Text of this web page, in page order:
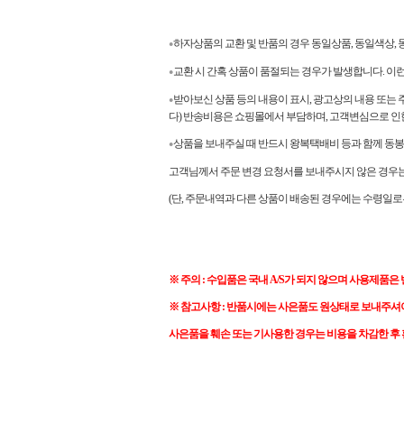
●하자상품의 교환 및 반품의 경우 동일상품, 동일색상
●교환 시 간혹 상품이 품절되는 경우가 발생합니다.
●받아보신 상품 등의 내용이 표시, 광고상의 내용 또는
다) 반송비용은 쇼핑몰에서 부담하며, 고객변심으로
●상품을 보내주실 때 반드시 왕복택배비 등과 함께 동
고객님께서 주문 변경 요청서를 보내주시지 않은 경우
(단, 주문내역과 다른 상품이 배송된 경우에는 수령일
※ 주의 : 수입품은 국내 A/S가 되지 않으며 사용제품은
※ 참고사항 : 반품시에는 사은품도 원상태로 보내주
사은품을 훼손 또는 기사용한 경우는 비용을 차감한 후